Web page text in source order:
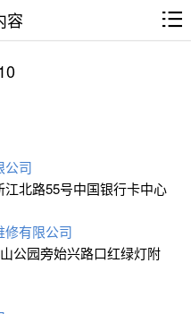
容
公司
北路55号中国银行卡中心
修有限公司
公园旁始兴路口红绿灯附